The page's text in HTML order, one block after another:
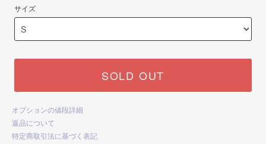
サイズ
SOLD OUT
オプションの値段詳細
返品について
特定商取引法に基づく表記